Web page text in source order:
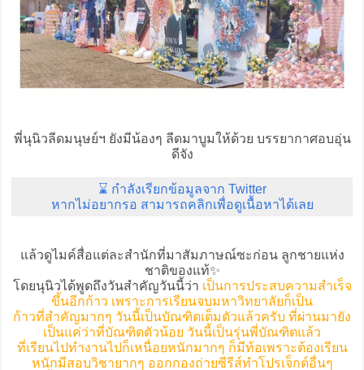
พี่นุนิวลีดมนุษย์ฯ ยังมีน้องๆ ลีดมาบูมให้ด้วย บรรยากาศอบอุ่น
ดีจัง
⌛ กำลังเรียกข้อมูลจาก Twitter
หากไม่อยากรอ สามารถคลิกเพื่อดูเนื้อหาได้เลย
แล้วดูไมค์สื่อแต่ละสำนักที่มาสัมภาษณ์ซะก่อน ลูกชายแห่ง
ชาติของแท้✨
โดยนุนิวได้พูดถึงวันสำคัญวันนี้ว่า เป็นการประสบความสำเร็จ
ขึ้นอีกก้าว เพราะการเรียนจบมหาวิทยาลัยก็เป็น
ก้าวที่สำคัญมากๆ วันนี้เป็นบัณฑิตเต็มตัวแล้วครับ ที่ผ่านมายัง
เป็นแค่ว่าที่บัณฑิตตัวน้อย วันนี้เป็นรุ่นพี่บัณฑิตแล้ว
ที่เรียนไปทำงานไปก็เหนื่อยหนักมากๆ ก็มีท้อเพราะต้องเรียน
หนักมีสอบวิชายากๆ ออกกองถ่ายซีรีส์ทำโปรเจ็กต์อื่นๆ